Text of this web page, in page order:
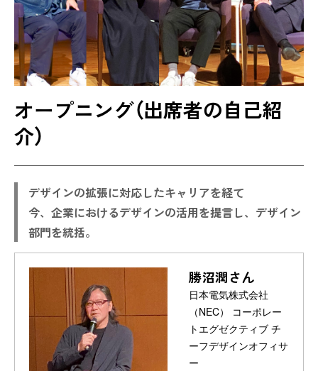
オープニング（出席者の自己紹
介）
デザインの拡張に対応したキャリアを経て
今、企業におけるデザインの活用を提言し、デザイン
部門を統括。
勝沼潤さん
日本電気株式会社
（NEC） コーポレー
トエグゼクティブ チ
ーフデザインオフィサ
ー